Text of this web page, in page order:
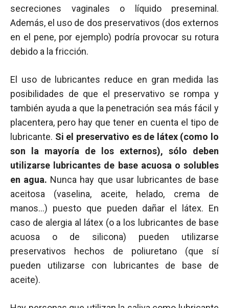
secreciones vaginales o líquido preseminal.
Además, el uso de dos preservativos (dos externos
en el pene, por ejemplo) podría provocar su rotura
debido a la fricción.
El uso de lubricantes reduce en gran medida las
posibilidades de que el preservativo se rompa y
también ayuda a que la penetración sea más fácil y
placentera, pero hay que tener en cuenta el tipo de
lubricante. Si el preservativo es de látex (como lo
son la mayoría de los externos), sólo deben
utilizarse lubricantes de base acuosa o solubles
en agua. Nunca hay que usar lubricantes de base
aceitosa (vaselina, aceite, helado, crema de
manos…) puesto que pueden dañar el látex. En
caso de alergia al látex (o a los lubricantes de base
acuosa o de silicona) pueden utilizarse
preservativos hechos de poliuretano (que sí
pueden utilizarse con lubricantes de base de
aceite).